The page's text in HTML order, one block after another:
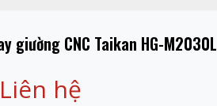
giường CNC Taikan HG-M2030L
hệ